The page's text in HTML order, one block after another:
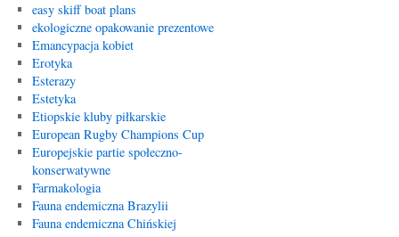
easy skiff boat plans
ekologiczne opakowanie prezentowe
Emancypacja kobiet
Erotyka
Esterazy
Estetyka
Etiopskie kluby piłkarskie
European Rugby Champions Cup
Europejskie partie społeczno-
konserwatywne
Farmakologia
Fauna endemiczna Brazylii
Fauna endemiczna Chińskiej